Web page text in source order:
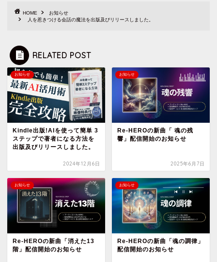
HOME
お知らせ
人を惹きつける会話の魔法を出版及びリリースしました。
RELATED POST
お知らせ
Kindle出版!AIを使って簡単 3
ステップで著者になる方法を
出版及びリリースしました。
2024年12月6日
お知らせ
Re-HEROの新曲「 魂の残
響」配信開始のお知らせ
2025年6月7日
お知らせ
Re-HEROの新曲「消えた13
階」配信開始のお知らせ
お知らせ
Re-HEROの新曲「魂の調律」
配信開始のお知らせ